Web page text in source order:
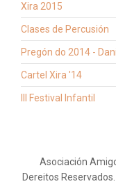
Xira 2015
Clases de Percusión
Pregón do 2014 -
Cartel Xira '14
III Festival Infantil
Asociación
Dereitos